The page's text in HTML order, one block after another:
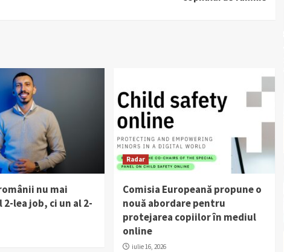
nu mai
2-lea job, ci un al 2-
Radar
Comisia Europeană propune o
nouă abordare pentru
protejarea copiilor în mediul
online
iulie 16, 2026